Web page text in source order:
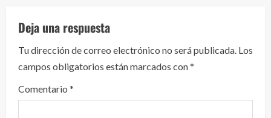
e
y
e
n
Deja una respuesta
Tu dirección de correo electrónico no será publicada. Los
campos obligatorios están marcados con*
Comentario *